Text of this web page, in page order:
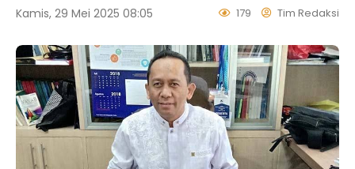
Kamis, 29 Mei 2025 08:05 179 Tim Redaksi